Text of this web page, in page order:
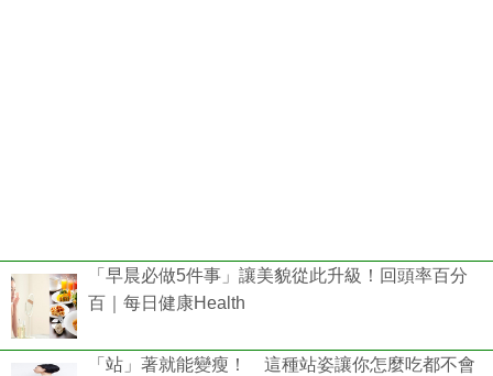
「早晨必做5件事」讓美貌從此升級！回頭率百分
百｜每日健康Health
「站」著就能變瘦！ 這種站姿讓你怎麼吃都不會